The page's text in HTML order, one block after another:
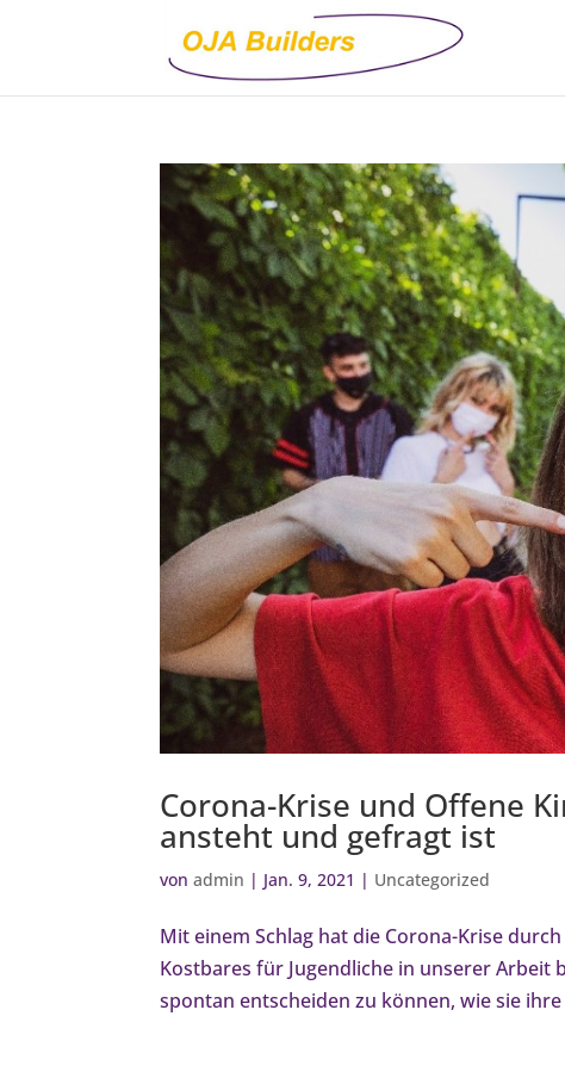
Corona-Krise und Offene
ansteht und gefragt ist
vonadmin | Jan. 9, 2021 | Uncategorized
Mit einem Schlag hat die Corona-Krise
Kostbares für Jugendliche in unserer Arbeit
spontan entscheiden zu können, wie sie ihre